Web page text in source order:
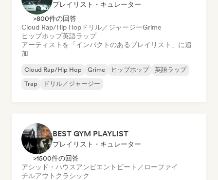
プレイリスト・キュレーター
>800件の回答
Cloud Rap/Hip Hop ドリル／ジャージーGrime
ヒップホップ英語ラップ
アーティストを「インパクトのあるプレイリスト」に追
加
Cloud Rap/Hip Hop Grime ヒップホップ
英語ラップ
Trap
ドリル／ジャージー
BEST GYM PLAYLIST
プレイリスト・キュレーター
>1500件の回答
アシッド・ハウスアンビエント ビート／ローファイ
チルアウト クラシック